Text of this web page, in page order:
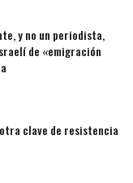
y no un periodista,
de «emigración
clave de resistencia